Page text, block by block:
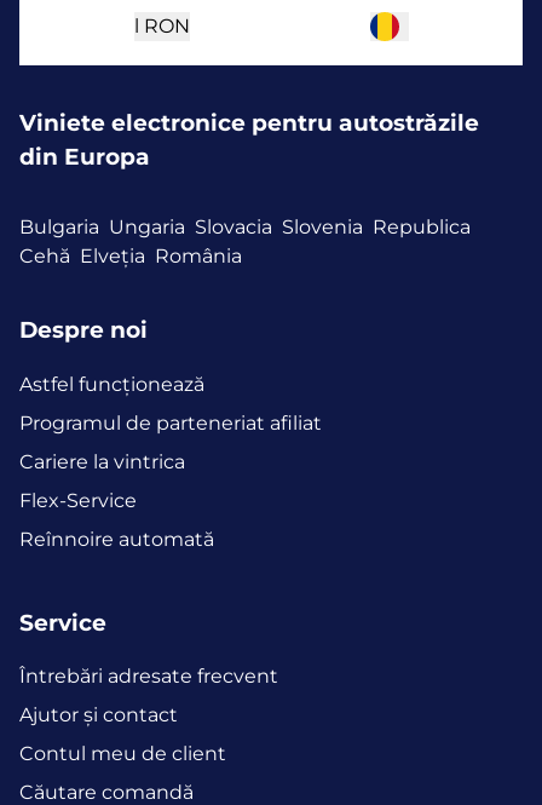
l RON
Viniete electronice pentru autostrăzile
din Europa
Bulgaria Ungaria Slovacia Slovenia Republica
Cehă Elveția România
Despre noi
Astfel funcţionează
Programul de parteneriat afiliat
Cariere la vintrica
Flex-Service
Reînnoire automată
Service
Întrebări adresate frecvent
Ajutor și contact
Contul meu de client
Căutare comandă